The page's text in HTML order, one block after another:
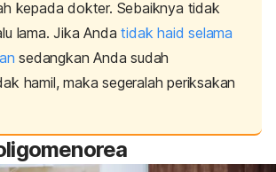
kepada dokter. Sebaiknya tidak
lama. Jika Andatidak haid selama
sedangkan Anda sudah
hamil, maka segeralah periksakan